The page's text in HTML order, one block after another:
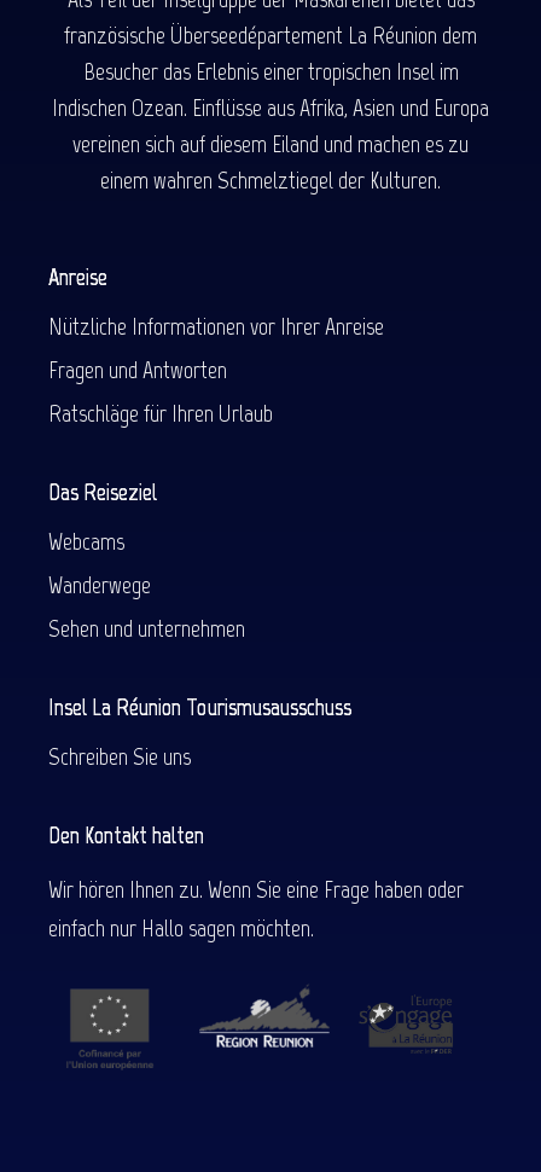
französische Überseedépartement La Réunion dem
Besucher das Erlebnis einer tropischen Insel im
Indischen Ozean. Einflüsse aus Afrika, Asien und Europa
vereinen sich auf diesem Eiland und machen es zu
einem wahren Schmelztiegel der Kulturen.
Anreise
Nützliche Informationen vor Ihrer Anreise
Fragen und Antworten
Ratschläge für Ihren Urlaub
Das Reiseziel
Webcams
Wanderwege
Sehen und unternehmen
Insel La Réunion Tourismusausschuss
Schreiben Sie uns
Den Kontakt halten
Wir hören Ihnen zu. Wenn Sie eine Frage haben oder
einfach nur Hallo sagen möchten.